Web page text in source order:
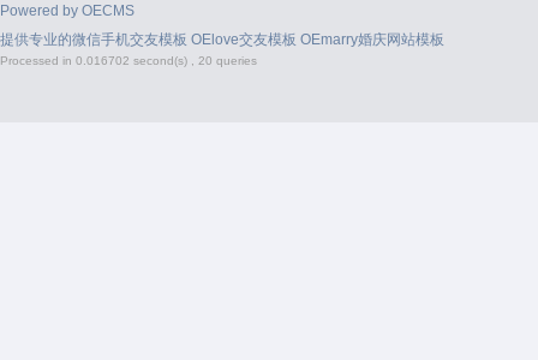
Powered by OECMS
提供专业的微信手机交友模板 OElove交友模板 OEmarry婚庆网站模板
Processed in 0.016702 second(s) , 20 queries